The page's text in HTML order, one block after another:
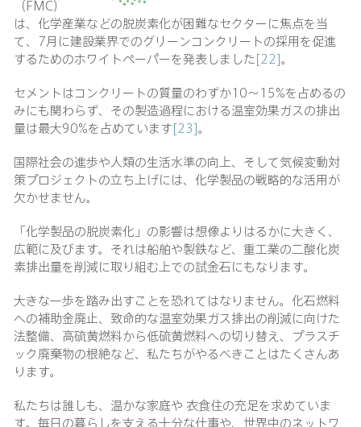
（FMC）
は、化学産業などの脱炭素化が困難なセクターに焦点を当
て、7月に建設業界でのグリーンコンクリートの採用を促進
するためのホワイトペーパーを発表しました[22]。
セメントはコンクリートの質量のわずか10〜15%を占めるの
みにも関わらず、その製造過程における温室効果ガスの排出
量は最大90%を占めています[23]。
国際社会の進歩や人類の生活水準の向上、そして気候変動対
策プロジェクトの立ち上げには、化学製品の戦略的な活用が
欠かせません。
「化学製品の脱炭素化」の影響は想像よりはるかに大きく、
広範に及びます。それは船舶や製鉄など、重工業の二酸化炭
素排出量を削減に取り組む上での試金石にもなります。
大きな一歩を踏み出すことを恐れてはなりません。化石燃料
への補助金廃止、致命的な温室効果ガス排出の削減に向けた
法整備、高硫黄燃料から低硫黄燃料への切り替え、プラスチ
ック廃棄物の根絶など、私たちがやるべきことはたくさんあ
ります。
私たちは誰しも、温かな家庭や 衣食住の充足を求めていま
す。毎日の暮らしを支える十分な仕事や、世界中のネットワ